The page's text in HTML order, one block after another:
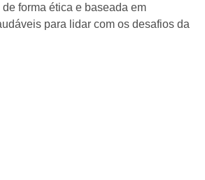
forma ética e baseada em
para lidar com os desafios da